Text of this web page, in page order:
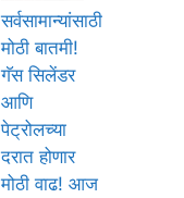
सर्वसामान्यांसाठी
मोठी बातमी!
गॅस सिलेंडर
आणि
पेट्रोलच्या
दरात होणार
मोठी वाढ! आज